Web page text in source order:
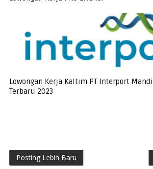
Lowongan Kerja Kaltim PT Interport
Terbaru 2023
Posting Lebih Baru